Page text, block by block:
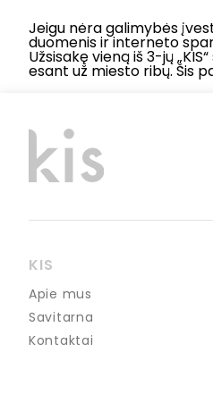
Jeigu nėra galimybės
duomenis ir interneto
Užsisakę vieną iš 3-jų
esant už miesto ribų. Šis
KIS
Apie mus
Savitarna
Kontaktai